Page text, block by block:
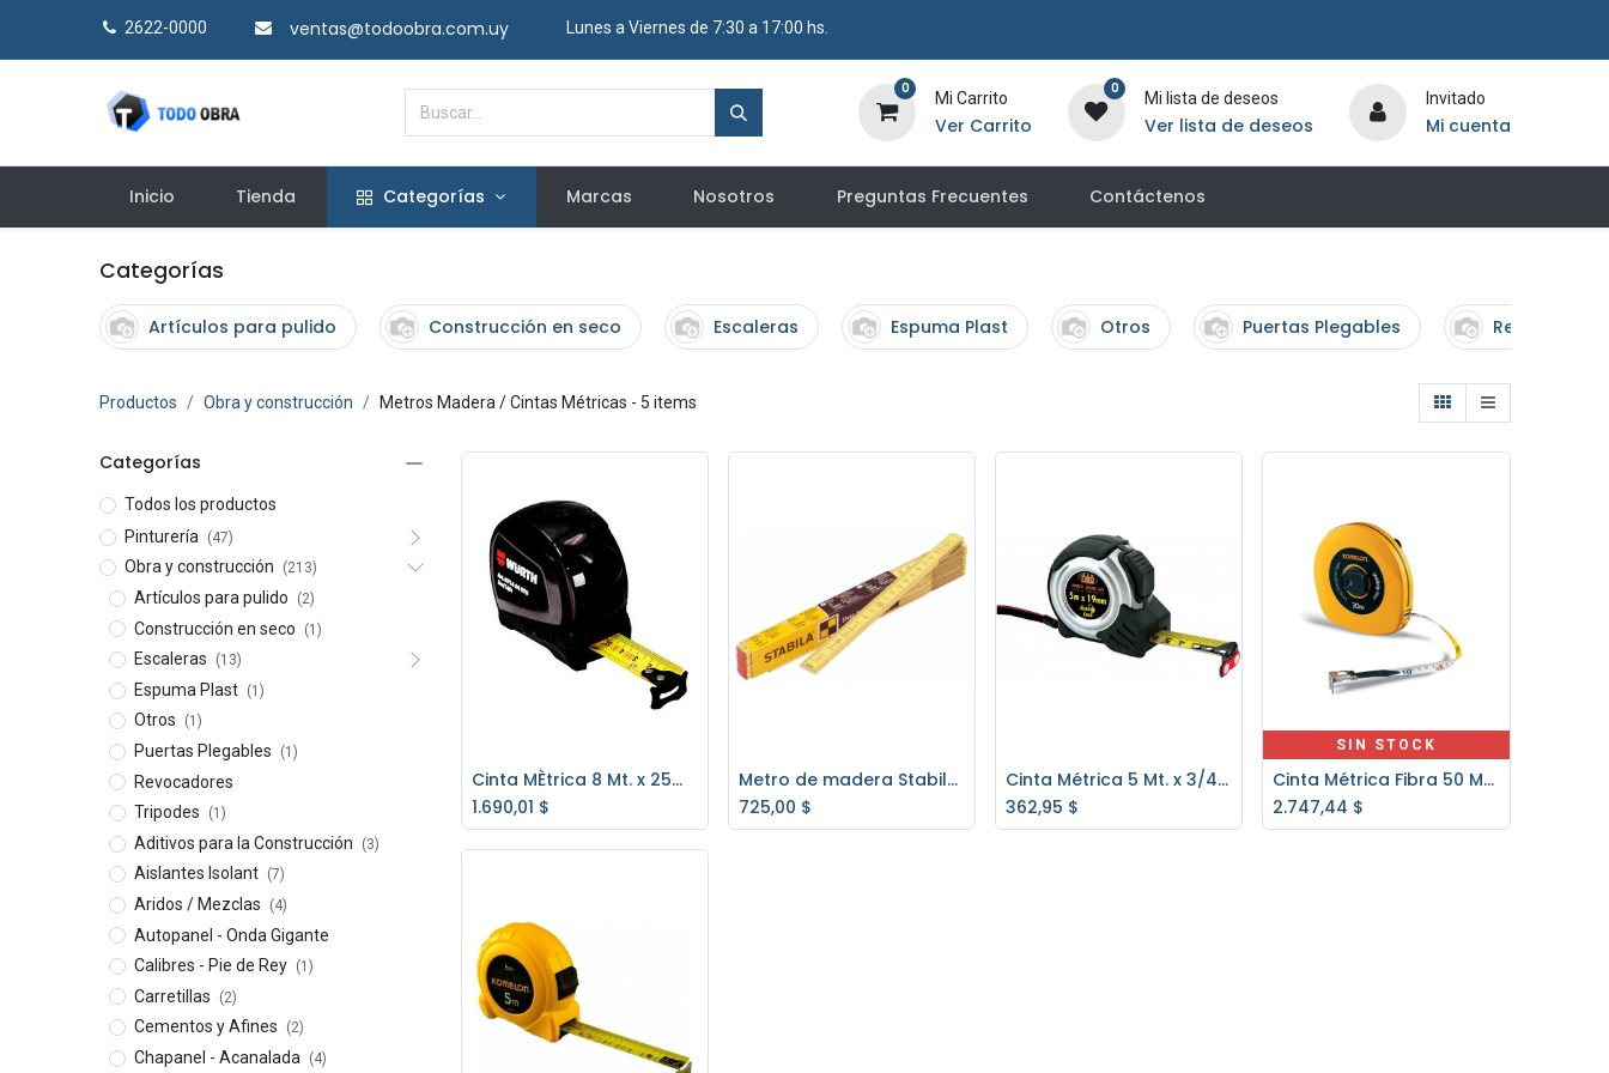
2622-0000​ ventas@todoobra.com.uy ​ Lunes a Viernes de 7:30 a 17:00 hs.
0
Mi Carrito
Ver Carrito
0
Mi lista de deseos
Ver lista de deseos
Invitado
Mi cuenta
Inicio Tienda Categorías Marcas Nosotros Preguntas Frecuentes Contáctenos
Categorías
Artículos para pulido Construcción en seco Escaleras Espuma Plast Otros Puertas Plegables Revocadores
Productos Obra y construcción Metros Madera / Cintas Métricas - 5 items
Categorías
Todos los productos
Pinturería
(47)
Obra y construcción (213)
Artículos para pulido (2)
Construcción en seco (1)
Escaleras (13)
Espuma Plast (1)
Otros (1)
Puertas Plegables (1)
Revocadores
Tripodes
(1)
Aditivos para la Construcción (3)
Aislantes Isolant (7)
Aridos / Mezclas (4)
Autopanel - Onda Gigante
Calibres - Pie de Rey
(1)
Carretillas (2)
Cementos y Afines (2)
Chapanel - Acanalada (4)
Agregar al carrito Cinta MÈtrica 8 Mt. x 25mm WURTH
1.690,01 $
Agregar al carrito Metro de madera Stabila mod. 607
725,00 $
Agregar al carrito
Cinta Métrica 5 Mt. x 3/4" NEO C/Goma MET905M
362,95 $
SIN STOCK
Cinta Métrica Fibra 50 Mt. x 13mm KOMELON FUN50E/E
2.747,44 $